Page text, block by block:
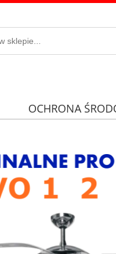
OCHRONA